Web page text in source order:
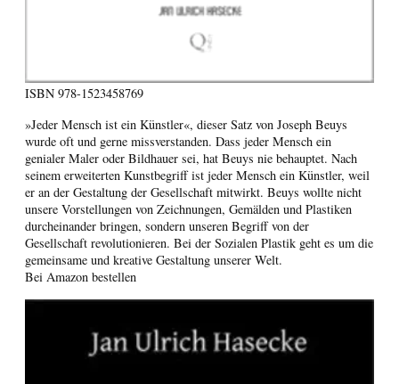
ISBN 978-1523458769
»Jeder Mensch ist ein Künstler«, dieser Satz von Joseph Beuys
wurde oft und gerne missverstanden. Dass jeder Mensch ein
genialer Maler oder Bildhauer sei, hat Beuys nie behauptet. Nach
seinem erweiterten Kunstbegriff ist jeder Mensch ein Künstler, weil
er an der Gestaltung der Gesellschaft mitwirkt. Beuys wollte nicht
unsere Vorstellungen von Zeichnungen, Gemälden und Plastiken
durcheinander bringen, sondern unseren Begriff von der
Gesellschaft revolutionieren. Bei der Sozialen Plastik geht es um die
gemeinsame und kreative Gestaltung unserer Welt.
Bei Amazon bestellen